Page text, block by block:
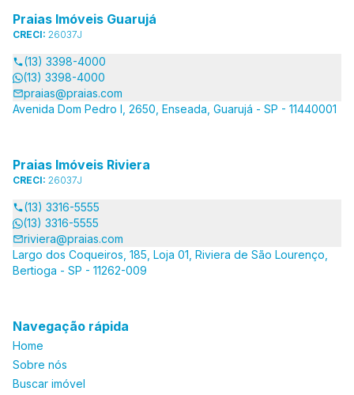
Praias Imóveis Guarujá
CRECI: 26037J
(13) 3398-4000
(13) 3398-4000
praias@praias.com
Avenida Dom Pedro I, 2650, Enseada, Guarujá - SP - 11440001
Praias Imóveis Riviera
CRECI: 26037J
(13) 3316-5555
(13) 3316-5555
riviera@praias.com
Largo dos Coqueiros, 185, Loja 01, Riviera de São Lourenço,
Bertioga - SP - 11262-009
Navegação rápida
Home
Sobre nós
Buscar imóvel